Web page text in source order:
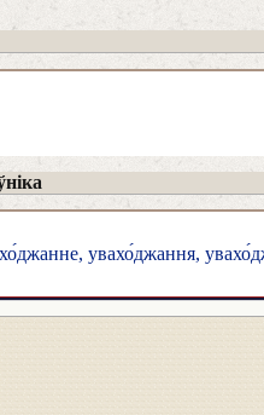
увахо́джання,